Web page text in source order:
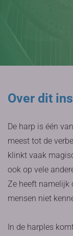
Over dit
De harp is één
meest tot de
klinkt vaak
ook op vele
Ze heeft namelijk
mensen niet
In de harples